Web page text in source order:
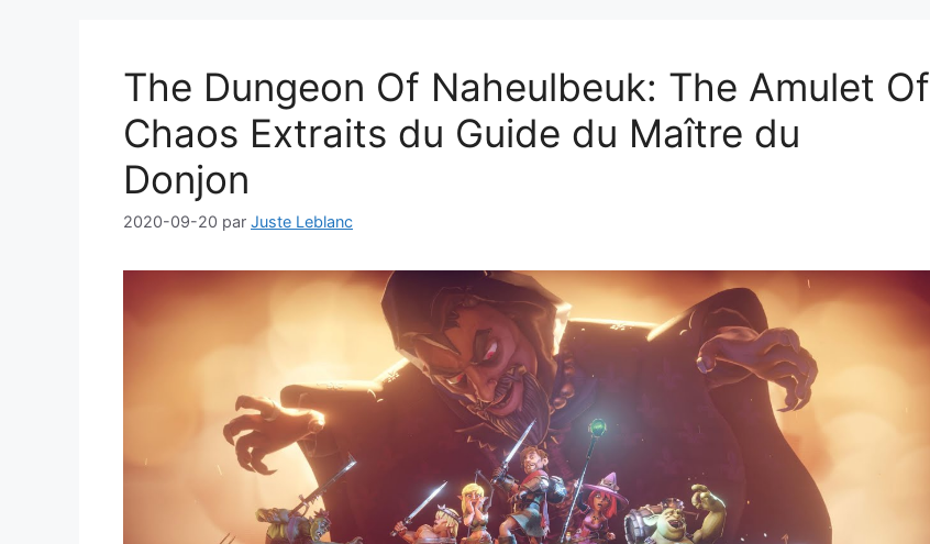
The Dungeon Of Naheulbeuk: The Amulet Of
Chaos Extraits du Guide du Maître du
Donjon
2020-09-20 par Juste Leblanc